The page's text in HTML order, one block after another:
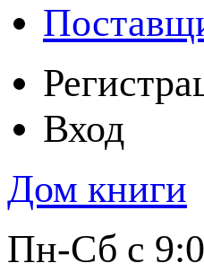
Вход
Дом книги
Пн-Сб с